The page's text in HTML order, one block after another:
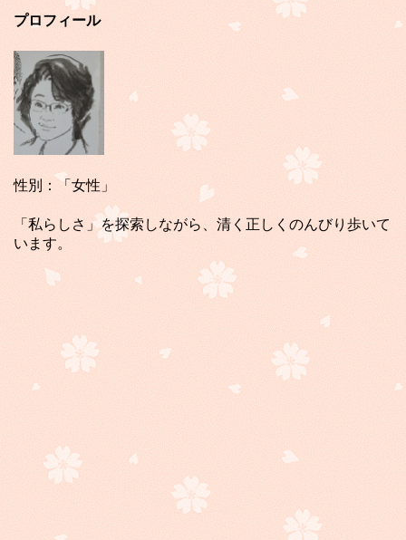
プロフィール
性別：「女性」
「私らしさ」を探索しながら、清く正しくのんびり歩いて
います。